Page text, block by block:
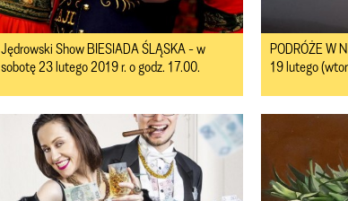
Jędrowski Show BIESIADA ŚLĄSKA - w
sobotę 23 lutego 2019 r. o godz. 17.00.
PODRÓŻE W
19 lutego